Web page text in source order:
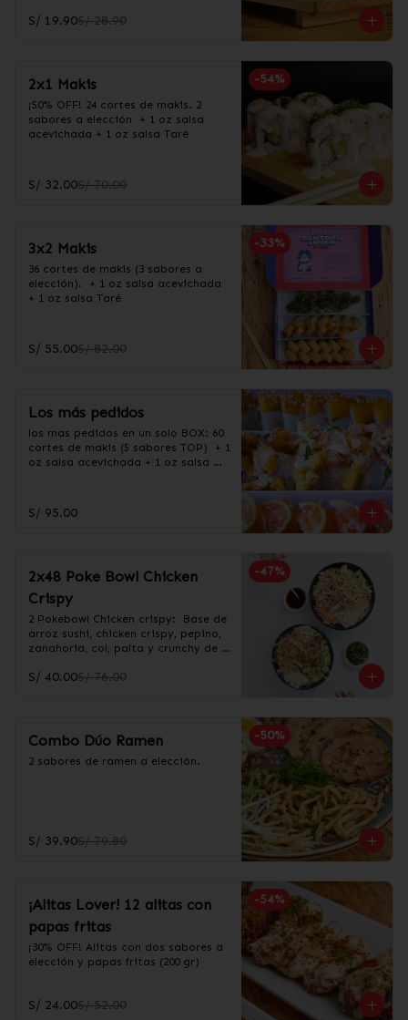
S/ 19.90S/ 28.90
-54%
2x1 Makis
¡50% OFF! 24 cortes de makis. 2
sabores a elección  + 1 oz salsa
acevichada + 1 oz salsa Taré
S/ 32.00S/ 70.00
-33%
3x2 Makis
36 cortes de makis (3 sabores a
elección).  + 1 oz salsa acevichada
+ 1 oz salsa Taré
S/ 55.00S/ 82.00
Los más pedidos
los mas pedidos en un solo BOX: 60
cortes de makis (5 sabores TOP)  + 1
oz salsa acevichada + 1 oz salsa
-Acevichado
-Chamo maduro
S/ 95.00
-47%
2x48 Poke Bowl Chicken
Crispy
2 Pokebowl Chicken crispy:  Base de
arroz sushi, chicken crispy, pepino,
zanahoria, col, palta y crunchy de
taré.
S/ 40.00S/ 76.00
-50%
Combo Dúo Ramen
2 sabores de ramen a elección.
S/ 39.90S/ 79.80
-54%
¡Alitas Lover! 12 alitas con
papas fritas
¡30% OFF! Alitas con dos sabores a
elección y papas fritas (200 gr)
S/ 24.00S/ 52.00